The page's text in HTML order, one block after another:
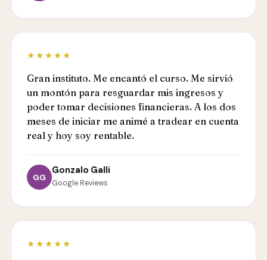
★★★★★
Gran instituto. Me encantó el curso. Me sirvió
un montón para resguardar mis ingresos y
poder tomar decisiones financieras. A los dos
meses de iniciar me animé a tradear en cuenta
real y hoy soy rentable.
GG
Gonzalo Galli
Google Reviews
★★★★★